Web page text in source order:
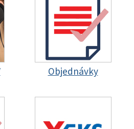
Objednávky